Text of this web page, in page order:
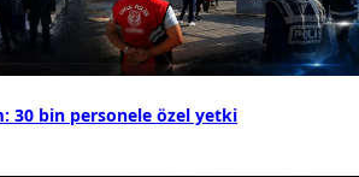
30 bin personele özel yetki